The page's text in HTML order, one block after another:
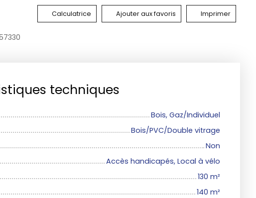
Calculatrice Ajouter aux favoris Imprimer
techniques
Bois, Gaz/Individuel
Bois/PVC/Double vitrage
Non
Accès handicapés, Local à vélo
130 m²
140 m²